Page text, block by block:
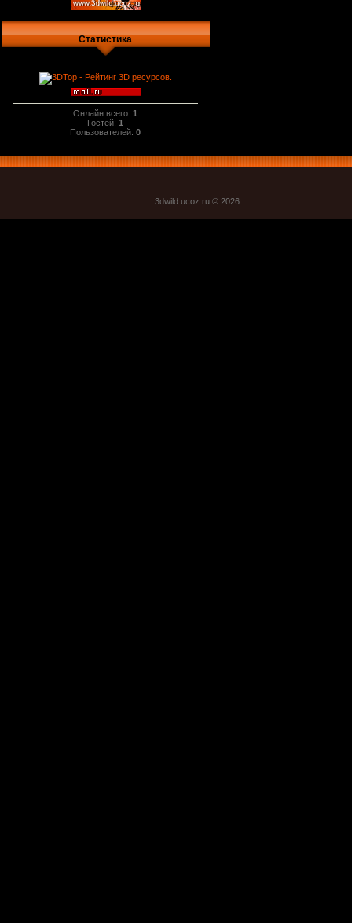
Статистика
Онлайн всего:1
Гостей:1
Пользователей:0